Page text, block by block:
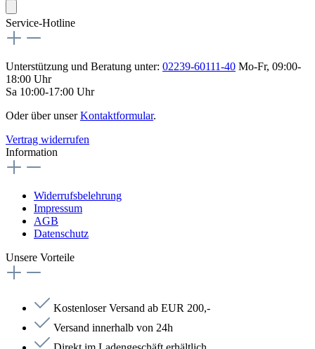
Service-Hotline
Unterstützung und Beratung unter: 02239-60111-40 Mo-Fr, 09:00-
18:00 Uhr
Sa 10:00-17:00 Uhr
Oder über unserKontaktformular.
Vertrag widerrufen
Information
Widerrufsbelehrung
Impressum
AGB
Datenschutz
Unsere Vorteile
Kostenloser Versand ab EUR 200,-
Versand innerhalb von 24h